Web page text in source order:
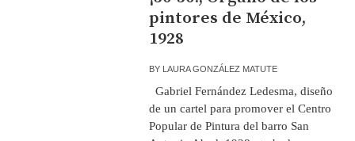
pintores de México,
1928
BY LAURA GONZÁLEZ MATUTE
Gabriel Fernández Ledesma, diseño
de un cartel para promover el Centro
Popular de Pintura del barro San